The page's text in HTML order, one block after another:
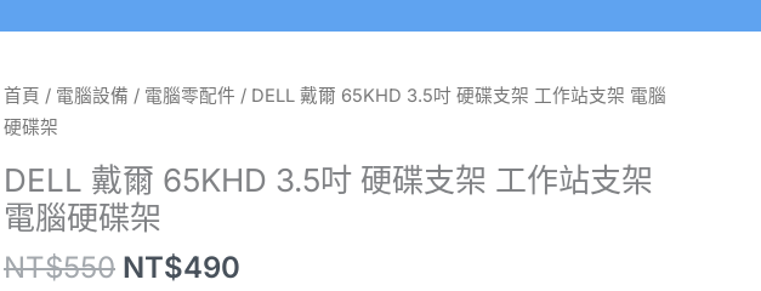
首頁 / 電腦設備 / 電腦零配件 / DELL 戴爾 65KHD 3.5吋 硬碟支架 工作站支架 電腦
硬碟架
DELL 戴爾 65KHD 3.5吋 硬碟支架 工作站支架
電腦硬碟架
NT$550
原
價
格：
NT$550。
NT$490
目
格：
DELL
戴
65KHD
3.5
吋
硬